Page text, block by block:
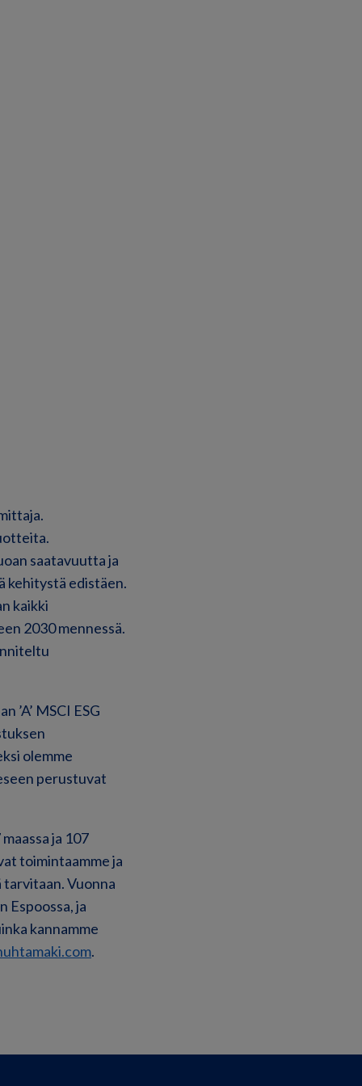
saatavuutta ja
kehitystä edistäen.
kaikki
2030 mennessä.
’A’ MSCI ESG
olemme
perustuvat
ja 107
toimintaamme ja
tarvitaan. Vuonna
Espoossa, ja
kannamme
.